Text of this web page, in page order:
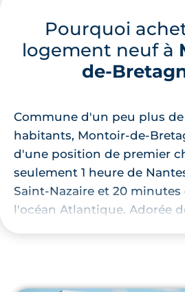
Pourquoi
logement neuf à
de-
Commune d'un peu plus de
habitants, Montoir-de-
d'une position de premier
seulement 1 heure de
Saint-Nazaire et 20 minutes
l'océan Atlantique. Adorée
aussi vous souhaitez